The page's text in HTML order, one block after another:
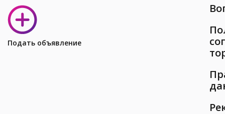
Подать объявление